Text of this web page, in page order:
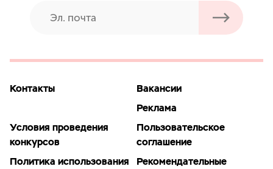
Контакты
Вакансии
Реклама
Условия проведения
конкурсов
Пользовательское
соглашение
Политика использования
Рекомендательные